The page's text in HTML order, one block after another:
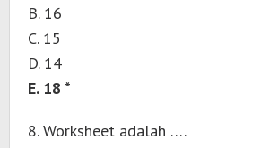
B. 16
C. 15
D. 14
E. 18 *
8. Worksheet adalah ….